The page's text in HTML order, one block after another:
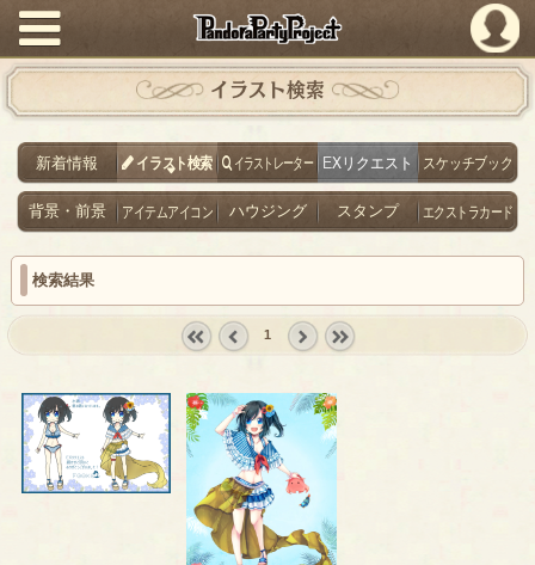
PandoraPartyProject
イラスト検索
新着情報 イラスト検索 イラストレーター EXリクエスト スケッチブック
背景・前景 アイテムアイコン ハウジング スタンプ エクストラカード
検索結果
1